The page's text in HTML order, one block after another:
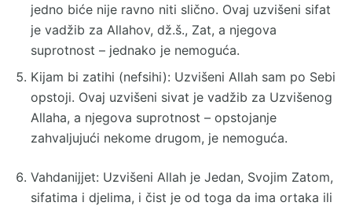
jedno biće nije ravno niti slično. Ovaj uzvišeni sifat
je vadžib za Allahov, dž.š., Zat, a njegova
suprotnost – jednako je nemoguća.
Kijam bi zatihi (nefsihi): Uzvišeni Allah sam po Sebi
opstoji. Ovaj uzvišeni sivat je vadžib za Uzvišenog
Allaha, a njegova suprotnost – opstojanje
zahvaljujući nekome drugom, je nemoguća.
Vahdanijjet: Uzvišeni Allah je Jedan, Svojim Zatom,
sifatima i djelima, i čist je od toga da ima ortaka ili